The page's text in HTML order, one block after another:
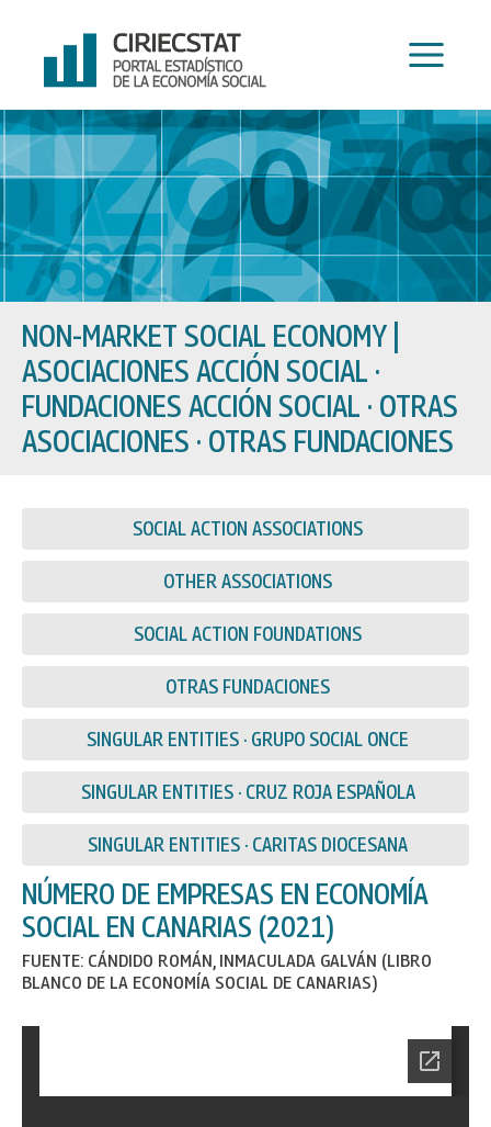
content
NON-MARKET SOCIAL ECONOMY
ASOCIACIONES ACCIÓN SOCIAL ·
FUNDACIONES ACCIÓN SOCIAL · OTRAS
ASOCIACIONES · OTRAS FUNDACIONES
SOCIAL ACTION ASSOCIATIONS
OTHER ASSOCIATIONS
SOCIAL ACTION FOUNDATIONS
OTRAS FUNDACIONES
SINGULAR ENTITIES · GRUPO SOCIAL ONCE
SINGULAR ENTITIES · CRUZ ROJA ESPAÑOLA
SINGULAR ENTITIES · CARITAS DIOCESANA
NÚMERO DE EMPRESAS EN ECONOMÍA
SOCIAL EN CANARIAS (2021)
FUENTE: CÁNDIDO ROMÁN, INMACULADA GALVÁN (LIBRO
BLANCO DE LA ECONOMÍA SOCIAL DE CANARIAS)